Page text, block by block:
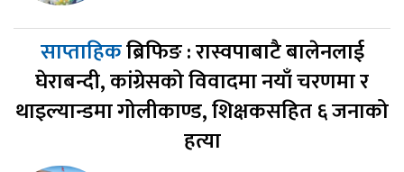
साप्ताहिकब्रिफिङ : रास्वपाबाटै बालेनलाई
घेराबन्दी, कांग्रेसको विवादमा नयाँ चरणमा र
थाइल्यान्डमा गोलीकाण्ड, शिक्षकसहित ६ जनाको
हत्या